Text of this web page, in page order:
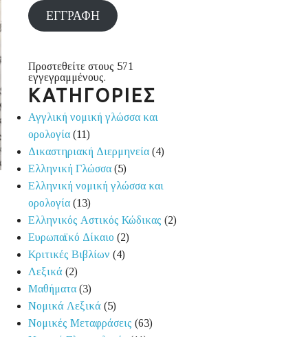
ΕΓΓΡΑΦΉ
Προστεθείτε στους 571
εγγεγραμμένους.
ΚΑΤΗΓΟΡΙΕΣ
Αγγλική νομική γλώσσα και
ορολογία (11)
Δικαστηριακή Διερμηνεία (4)
Ελληνική Γλώσσα (5)
Ελληνική νομική γλώσσα και
ορολογία (13)
Ελληνικός Αστικός Κώδικας (2)
Ευρωπαϊκό Δίκαιο (2)
Κριτικές Βιβλίων (4)
Λεξικά (2)
Μαθήματα (3)
Νομικά Λεξικά (5)
Νομικές Μεταφράσεις (63)